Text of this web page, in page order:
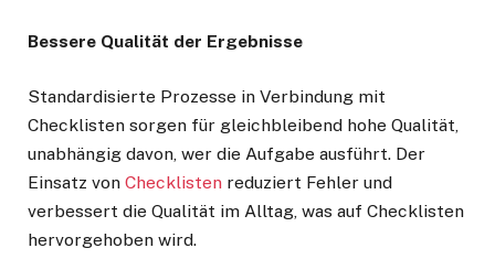
Bessere Qualität der Ergebnisse
Standardisierte Prozesse in Verbindung mit
Checklisten sorgen für gleichbleibend hohe Qualität,
unabhängig davon, wer die Aufgabe ausführt. Der
Einsatz von Checklisten reduziert Fehler und
verbessert die Qualität im Alltag, was auf Checklisten
hervorgehoben wird.